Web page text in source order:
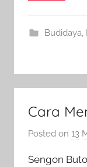
Budidaya,
Cara
Posted on 13
Sengon